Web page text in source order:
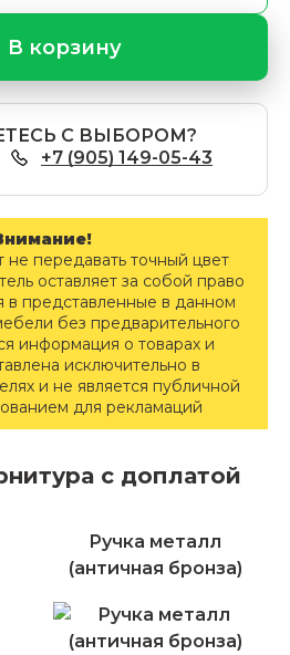
В корзину
С ВЫБОРОМ?
+7 (905) 149-05-43
не передавать точный цвет
оставляет за собой право
в представленные в данном
без предварительного
информация о товарах и
исключительно в
и не является публичной
для рекламаций
с доплатой
Ручка металл
(античная бронза)